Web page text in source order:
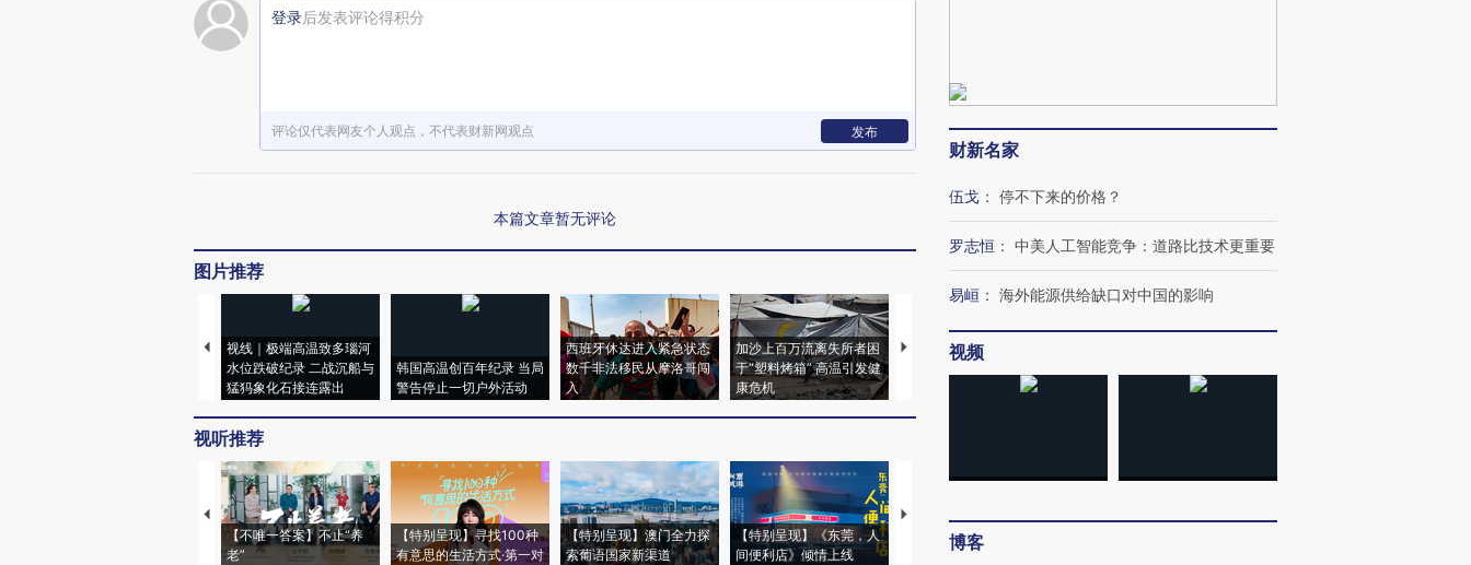
登录后发表评论得积分
评论仅代表网友个人观点，不代表财新网观点 发布
本篇文章暂无评论
图片推荐
视线｜极端高温致多瑙河
水位跌破纪录 二战沉船与
猛犸象化石接连露出
韩国高温创百年纪录 当局
警告停止一切户外活动
西班牙休达进入紧急状态
数千非法移民从摩洛哥闯
入
加沙上百万流离失所者困
于“塑料烤箱” 高温引发健
康危机
视线｜HYROX的吸金
视听推荐
【不唯一答案】不止“养
老”
【特别呈现】寻找100种
有意思的生活方式·第一对
【特别呈现】澳门全力探
索葡语国家新渠道
【特别呈现】《东莞，人
间便利店》倾情上线
【推广】走进第四届链博
会，让数智科技“链”接产
财新名家
伍戈 ： 停不下来的价格？
罗志恒 ： 中美人工智能竞争：道路比技术更重要
易峘 ： 海外能源供给缺口对中国的影响
视频
博客